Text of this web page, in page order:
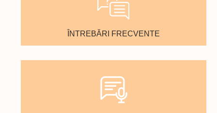
ÎNTREBĂRI FRECVENTE